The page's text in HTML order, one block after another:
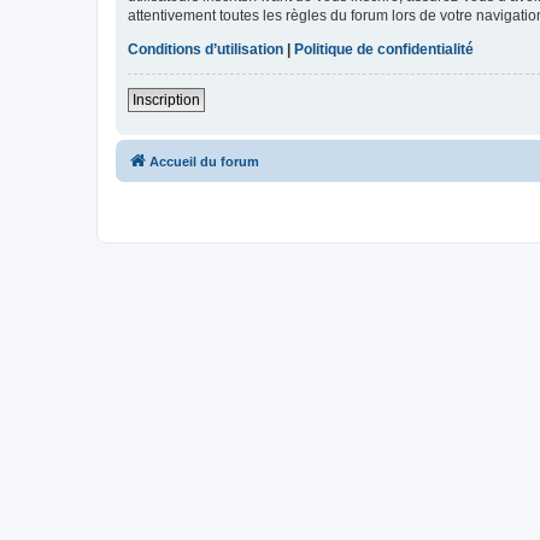
attentivement toutes les règles du forum lors de votre
Conditions d’utilisation | Politique de confidentialité
Inscription
Accueil du forum